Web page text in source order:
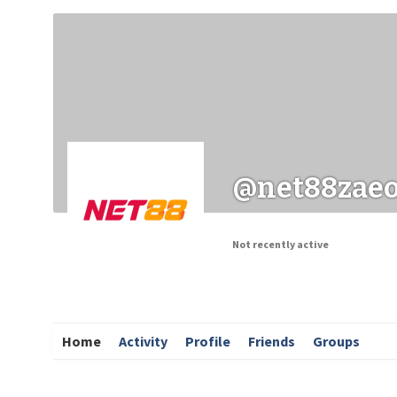
Заходи
Not recently active
Home Activity Profile Friends Groups